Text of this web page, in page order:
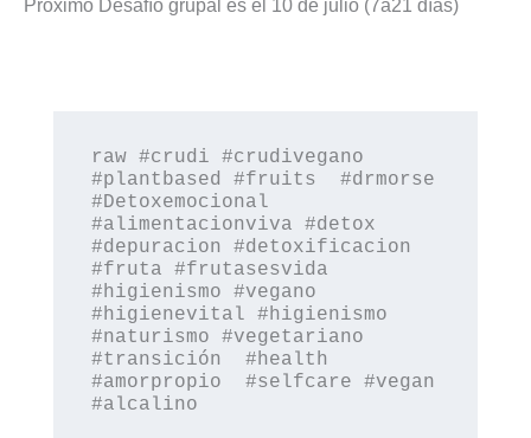
Próximo Desafío grupal es el 10 de julio (7a21 días)
raw #crudi #crudivegano
#plantbased #fruits  #drmorse
#Detoxemocional
#alimentacionviva #detox
#depuracion #detoxificacion
#fruta #frutasesvida
#higienismo #vegano
#higienevital #higienismo
#naturismo #vegetariano
#transición  #health
#amorpropio  #selfcare #vegan
#alcalino